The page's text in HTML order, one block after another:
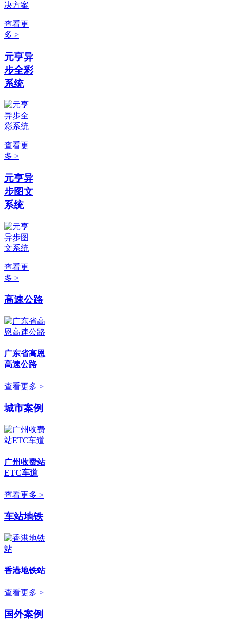
查看更
多 >
元亨异
步全彩
系统
查看更
多 >
元亨异
步图文
系统
查看更
多 >
高速公路
广东省高恩
高速公路
查看更多 >
城市案例
广州收费站
ETC车道
查看更多 >
车站地铁
香港地铁站
查看更多 >
国外案例